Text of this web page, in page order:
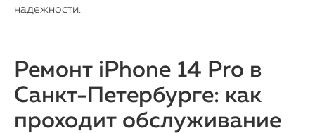
надежности.
Ремонт iPhone 14 Pro в
Санкт-Петербурге: как
проходит обслуживание